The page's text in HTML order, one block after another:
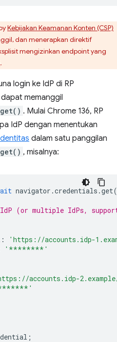
Kebijakan Keamanan Konten (CSP)
dan menerapkan direktif
mengizinkan endpoint yang
.
login ke IdP di RP
memanggil
. Mulai Chrome 136, RP
IdP dengan menentukan
dalam satu panggilan
, misalnya:
navigator .credentials .get
(or multiple IdPs,
:
'https://accounts.idp-
'********'
accounts.idp-
;